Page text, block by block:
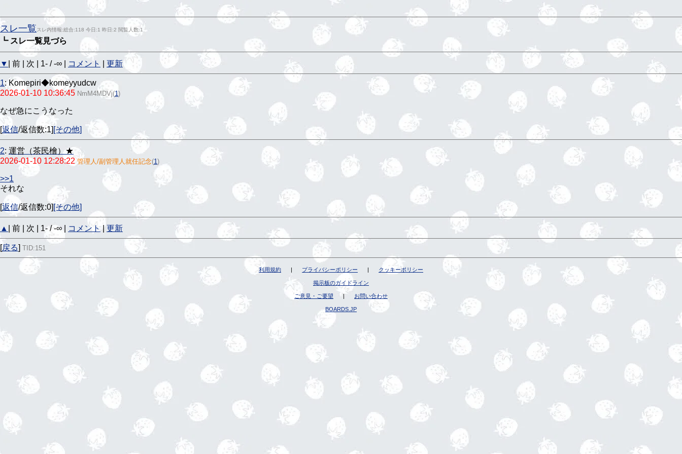
スレ一覧 スレ内情報:総合:118 今日:1 昨日:2 閲覧人数:1
┗ スレ一覧見づら
▼ | 前 | 次 | 1- / -∞ | コメント 更新
1:Komepiri◆komeyyudcw
2026-01-10 10:36:45 NmM4MDVj(1)
なぜ急にこうなった
[返信/返信数:1] [その他]
2: 運営（茶民檜）★
2026-01-10 12:28:22 管理人/副管理人就任記念(1)
>>1
それな
[返信/返信数:0] [その他]
▲ | 前 | 次 | 1- / -∞ | コメント|更新
[戻る] TID:151
利用規約 | プライバシーポリシー | クッキーポリシー
掲示板のガイドライン
ご意見・ご要望 お問い合わせ
BOARDS.JP